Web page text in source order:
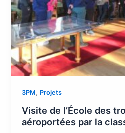
3PM, Projets
Visite de l’École des
aéroportées par la